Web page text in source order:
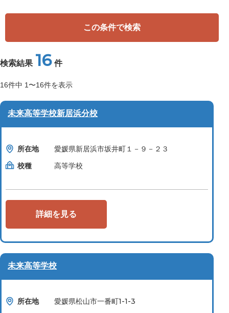
この条件で検索
検索結果 16 件
16件中 1〜16件を表示
未来高等学校新居浜分校
所在地
愛媛県新居浜市坂井町１－９－２３
校種
高等学校
詳細を見る
未来高等学校
所在地
愛媛県松山市一番町1-1-3